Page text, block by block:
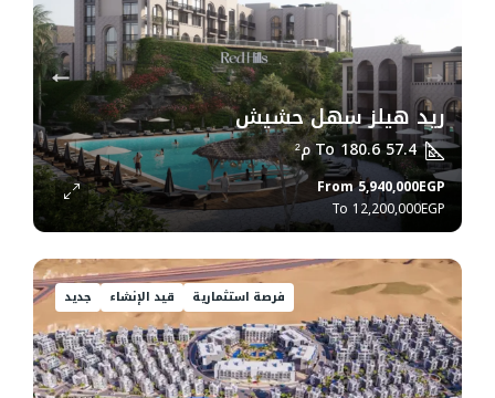
ريد هيلز سهل حشيش
57.4 To 180.6 م²
From5,940,000EGP
12,200,000EGP
فرصة استثمارية قيد الإنشاء جديد